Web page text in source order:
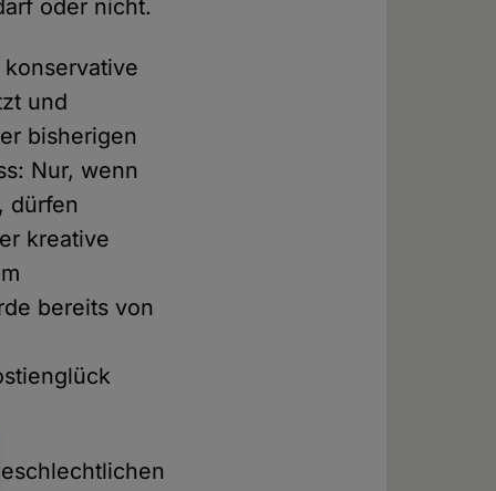
oder nicht.
und
bisherigen
Nur, wenn
dürfen
kreative
bereits von